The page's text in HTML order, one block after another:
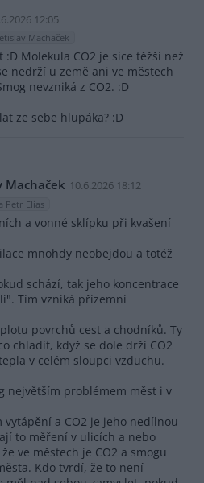
12:05
Machaček
Molekula CO2 je sice těžší než
nedrží u země ani ve městech
nevzniká z CO2. :D
ze sebe hlupáka? :D
Machaček 10.6.2026 18:12
Petr Elias
a vonné sklípku při kvašení
mnohdy neobejdou a totéž
schází, tak jeho koncentrace
Tím vzniká přízemní
povrchů cest a chodníků. Ty
chladit, když se dole drží CO2
v celém sloupci vzduchu.
největším problémem měst i v
vytápění a CO2 je jeho nedílnou
to měření v ulicích a nebo
ve městech je CO2 a smogu
Kdo tvrdí, že to není